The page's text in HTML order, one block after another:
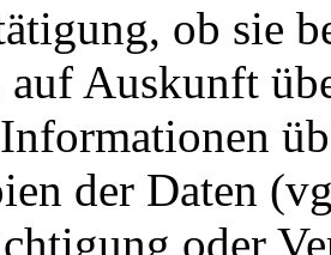
ob sie
auf Auskunft
der Daten
oder